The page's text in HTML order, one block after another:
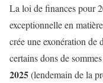
La loi de finances pour
exceptionnelle en
crée une exonération
certains dons de
2025(lendemain de la